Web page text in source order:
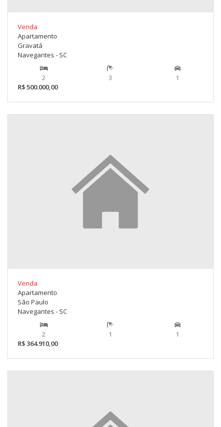
Venda
Apartamento
Gravatá
Navegantes - SC
2 3
1
R$ 500.000,00
Venda
Apartamento
São Paulo
Navegantes - SC
2 1
1
R$ 364.910,00